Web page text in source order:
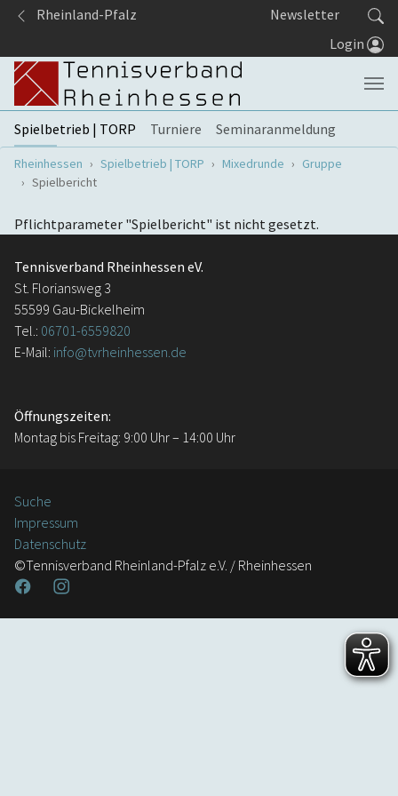
Springe zum Seiteninhalt
Rheinland-Pfalz
Newsletter
Login
Spielbetrieb | TORP Turniere
Seminaranmeldung
Sie sind hier:
Rheinhessen Spielbetrieb | TORP Mixedrunde
Gruppe
Spielbericht
Pflichtparameter "Spielbericht" ist nicht gesetzt.
Tennisverband Rheinhessen eV.
St. Floriansweg 3
55599 Gau-Bickelheim
Tel.: 06701-6559820
E-Mail: info@tvrheinhessen.de
Öffnungszeiten:
Montag bis Freitag: 9:00 Uhr – 14:00 Uhr
Suche
Impressum
Datenschutz
©Tennisverband Rheinland-Pfalz e.V. / Rheinhessen
FacebookInstagram